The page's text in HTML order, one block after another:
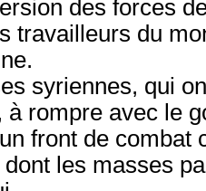
des forces
travailleurs du
syriennes, qui
rompre avec le
front de combat
dont les masses